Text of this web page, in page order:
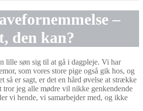
–
den kan?
lille søn sig til at gå i dagpleje. Vi har
som vores store pige også gik hos, og
så er sagt, er det en hård øvelse at strække
tror jeg alle mødre vil nikke genkendende
vi hende, vi samarbejder med, og ikke